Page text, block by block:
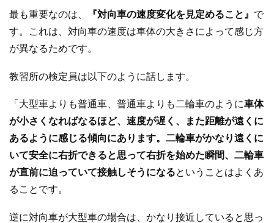
最も重要なのは、 『対向車の速度変化を見定めること』 で
す。これは、対向車の速度は車体の大きさによって感じ方
が異なるためです。
教習所の検定員は以下のように話します。
「大型車よりも普通車、普通車よりも二輪車のように車体
が小さくなればなるほど、速度が遅く、また距離が遠くに
あるように感じる傾向にあります。二輪車がかなり遠くに
いて安全に右折できると思って右折を始めた瞬間、二輪車
が直前に迫っていて接触しそうになるということはよくあ
ることです。
逆に対向車が大型車の場合は、かなり接近していると思っ